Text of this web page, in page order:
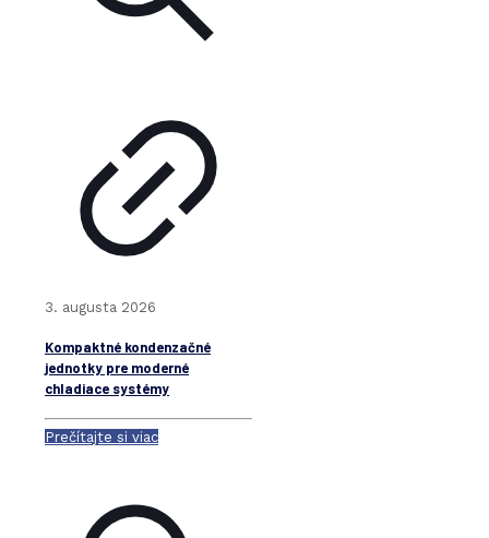
3. augusta 2026
Kompaktné kondenzačné
jednotky pre moderné
chladiace systémy
Prečítajte si viac